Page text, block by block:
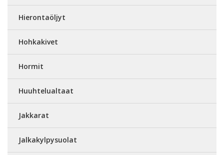
Hierontaöljyt
Hohkakivet
Hormit
Huuhtelualtaat
Jakkarat
Jalkakylpysuolat